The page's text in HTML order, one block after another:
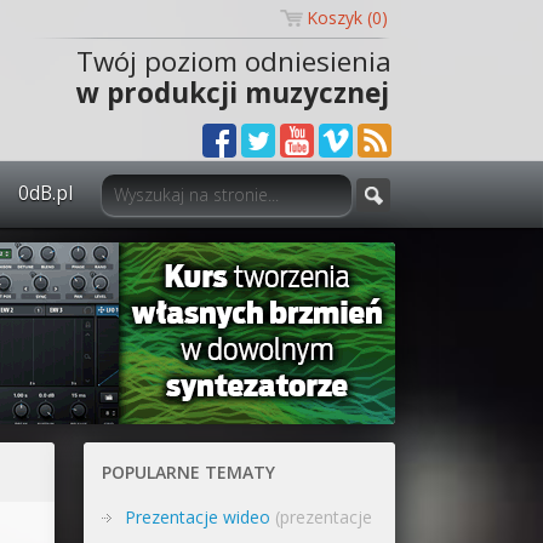
Koszyk (0)
Twój poziom odniesienia
w produkcji muzycznej
0dB.pl
0dB.pl - informacje
Newsletter
Materiały dla mediów
Archiwum aktualności
POPULARNE TEMATY
Prezentacje wideo (prezentacje